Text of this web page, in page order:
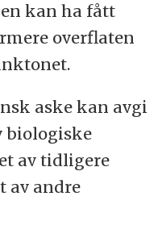
kan ha fått
overflaten
aske kan avgi
biologiske
av tidligere
av andre